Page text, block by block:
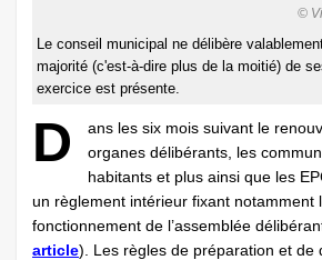
©
Le conseil municipal ne délibère
majorité (c'est-à-dire plus de la moitié) de
exercice est présente.
D
ans les six mois suivant le
organes délibérants, les
habitants et plus ainsi que les
un règlement intérieur fixant notamment
fonctionnement de l’assemblée
article). Les règles de préparation et de